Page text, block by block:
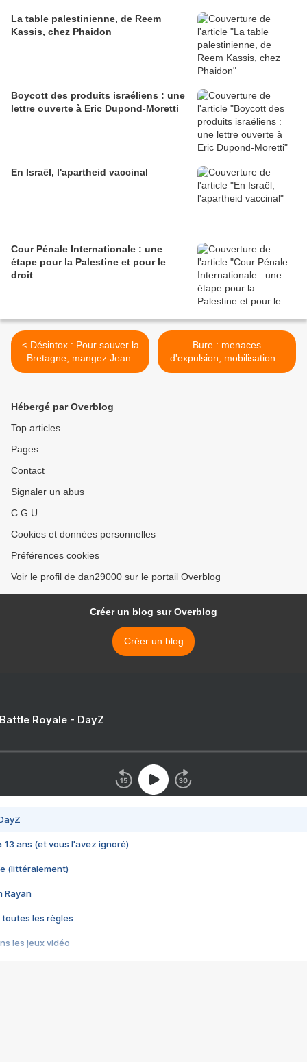
La table palestinienne, de Reem
Kassis, chez Phaidon
Boycott des produits israéliens : une
lettre ouverte à Eric Dupond-Moretti
En Israël, l'apartheid vaccinal
Cour Pénale Internationale : une
étape pour la Palestine et pour le
droit
< Désintox : Pour sauver la
Bretagne, mangez Jean-
Pierre Le Mat
Bure : menaces
d'expulsion, mobilisation à
la mi-août >
Hébergé par Overblog
Top articles
Pages
Contact
Signaler un abus
C.G.U.
Cookies et données personnelles
Préférences cookies
Voir le profil de dan29000 sur le portail Overblog
Créer un blog sur Overblog
Créer un blog
Royale - DayZ
13 ans (et vous l'avez ignoré)
(littéralement)
Rayan
toutes les règles
les jeux vidéo